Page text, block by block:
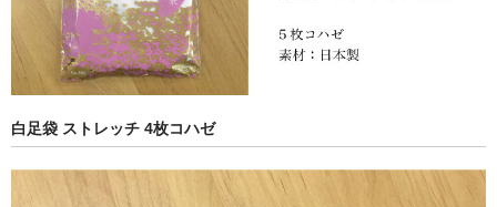
白足袋 ストレッチ 4枚コハゼ